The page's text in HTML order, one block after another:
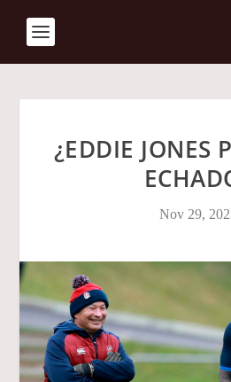
¿EDDIE JONES
Nov 29,